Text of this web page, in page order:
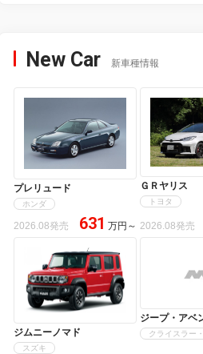
New Car 新車種情報
プレリュード
ホンダ
2026.08発売 631 万円 ～
ＧＲヤリス
トヨタ
2026.08発売
ジムニーノマド
スズキ
ジープ・アベ
クライスラー